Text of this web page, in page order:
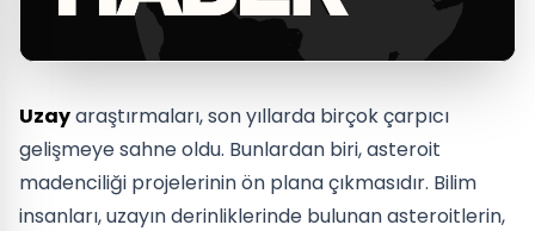
Uzayaraştırmaları, son yıllarda birçok çarpıcı
gelişmeye sahne oldu. Bunlardan biri, asteroit
madenciliği projelerinin ön plana çıkmasıdır. Bilim
insanları, uzayın derinliklerinde bulunan asteroitlerin,